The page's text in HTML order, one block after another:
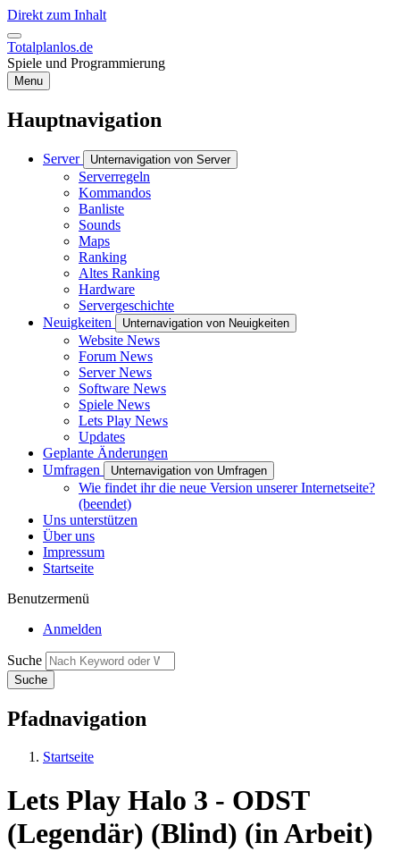
Direkt zum Inhalt
Totalplanlos.de
Spiele und Programmierung
Menu
Hauptnavigation
Server Unternavigation von Server
Serverregeln
Kommandos
Banliste
Sounds
Maps
Ranking
Altes Ranking
Hardware
Servergeschichte
Neuigkeiten
Unternavigation von Neuigkeiten
Website News
Forum News
Server News
Software News
Spiele News
Lets Play News
Updates
Geplante Änderungen
Umfragen
Unternavigation von Umfragen
Wie findet ihr die neue Version unserer Internetseite?
(beendet)
Uns unterstützen
Über uns
Impressum
Startseite
Benutzermenü
Anmelden
Suche
Pfadnavigation
Startseite
Lets Play Halo 3 - ODST
(Legendär) (Blind) (in Arbeit)